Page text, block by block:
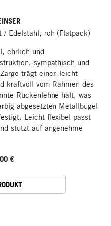
/ Edelstahl, roh (Flatpack)
ehrlich und
sympathisch und
trägt einen leicht
kraftvoll vom Rahmen des
Rückenlehne hält, was
abgesetzten Metallbügel
Leicht flexibel passt
stützt auf angenehme
€